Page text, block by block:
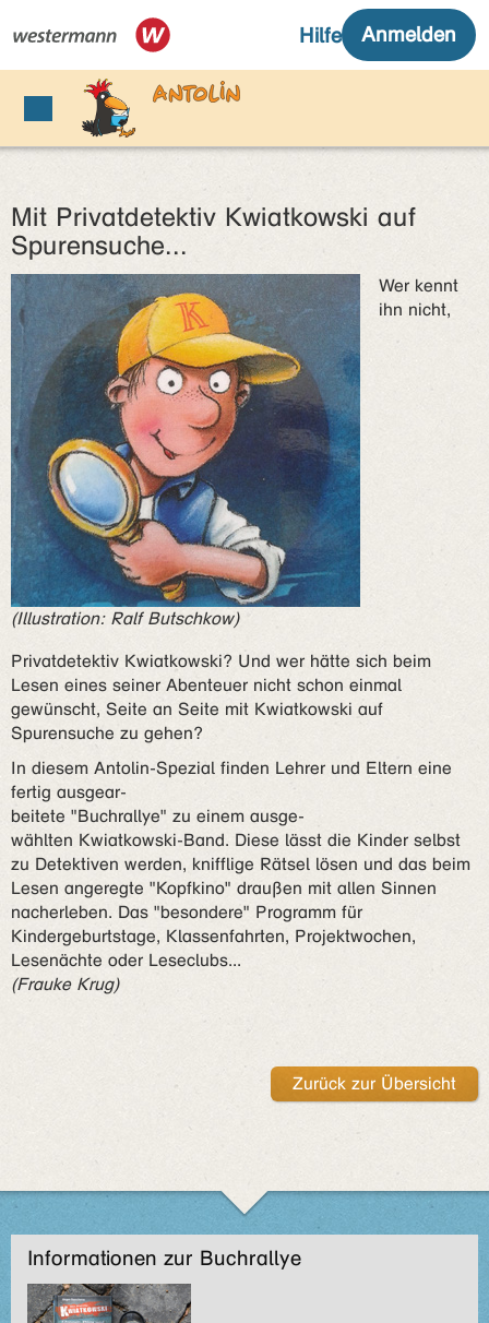
Mit Privatdetektiv Kwiatkowski auf
Spurensuche...
(Illustration: Ralf Butschkow)
Wer kennt
ihn nicht,
Privatdetektiv Kwiatkowski? Und wer hätte sich beim
Lesen eines seiner Abenteuer nicht schon einmal
gewünscht, Seite an Seite mit Kwiatkowski auf
Spurensuche zu gehen?
In diesem Antolin-Spezial finden Lehrer und Eltern eine
fertig ausgear-
beitete "Buchrallye" zu einem ausge-
wählten Kwiatkowski-Band. Diese lässt die Kinder selbst
zu Detektiven werden, knifflige Rätsel lösen und das beim
Lesen angeregte "Kopfkino" draußen mit allen Sinnen
nacherleben. Das "besondere" Programm für
Kindergeburtstage, Klassenfahrten, Projektwochen,
Lesenächte oder Leseclubs...
(Frauke Krug)
Zurück zur Übersicht
Informationen zur Buchrallye